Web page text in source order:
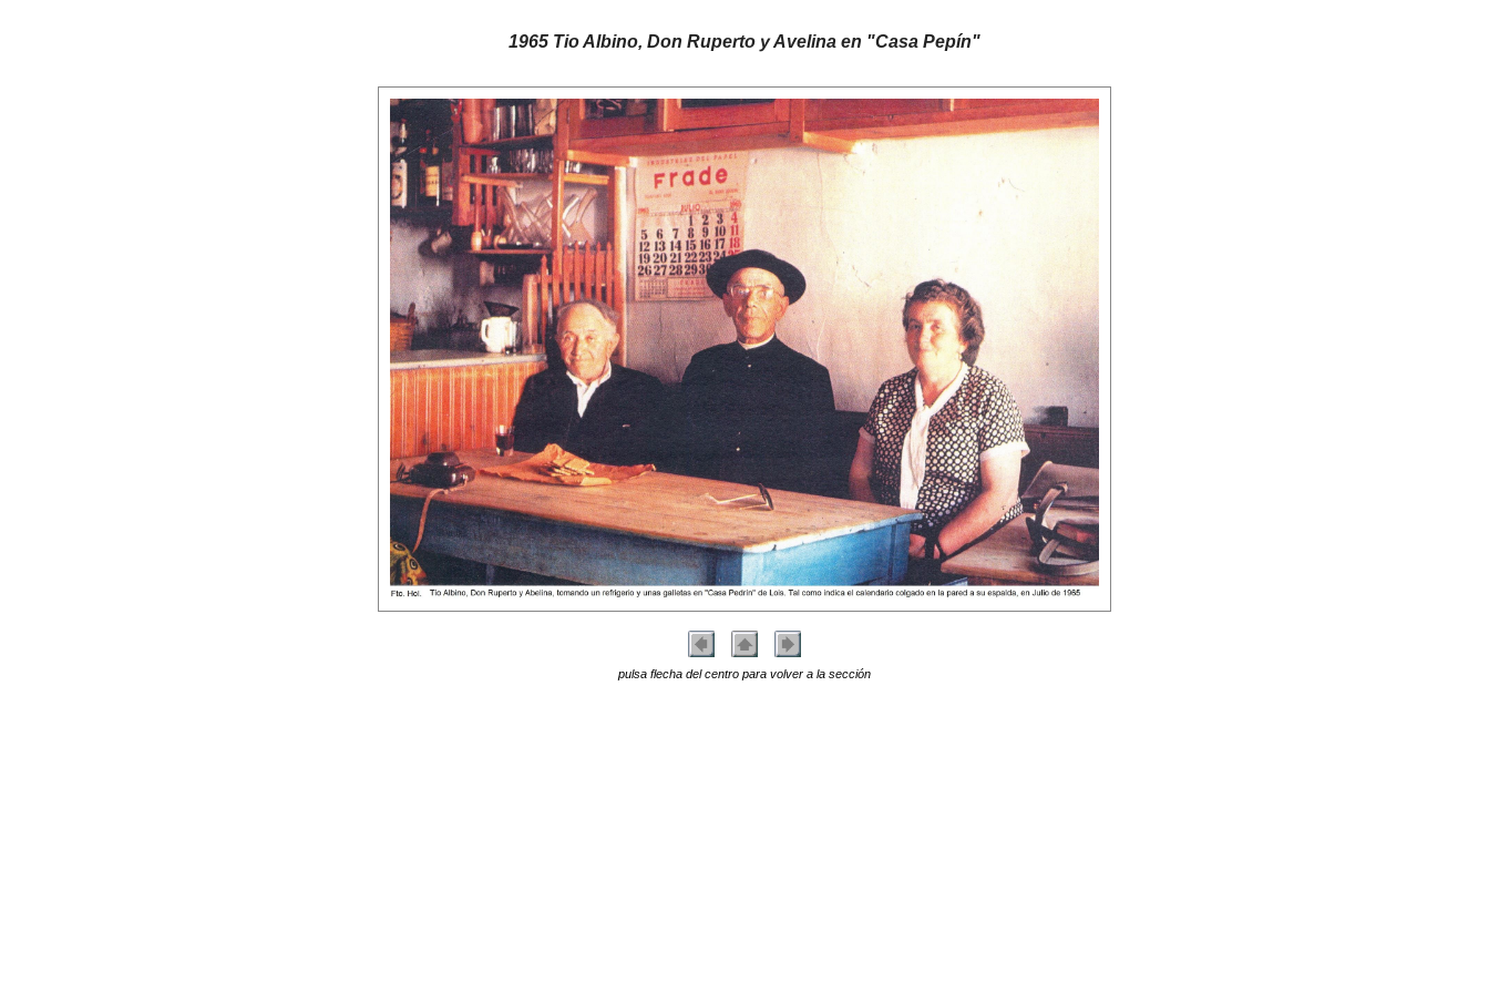
1965 Tio Albino, Don Ruperto y Avelina en "Casa Pepín"
pulsa flecha del centro para volver a la sección